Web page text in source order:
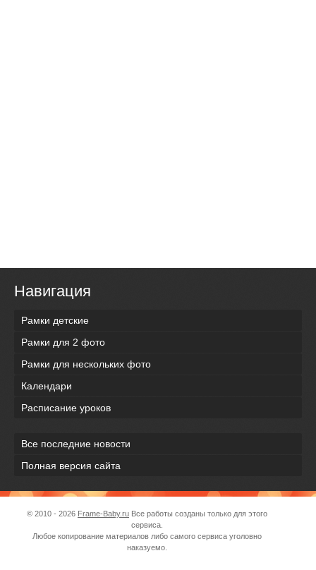
Навигация
Рамки детские
Рамки для 2 фото
Рамки для нескольких фото
Календари
Расписание уроков
Все последние новости
Полная версия сайта
© 2010 - 2026 Frame-Baby.ru Все работы созданы только для этого
сервиса.
Любое копирование материалов либо самого сервиса уголовно
наказуемо.